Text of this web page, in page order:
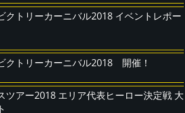
クトリーカーニバル2018 イベントレポー
クトリーカーニバル2018 開催！
ツアー2018 エリア代表ヒーロー決定戦 大